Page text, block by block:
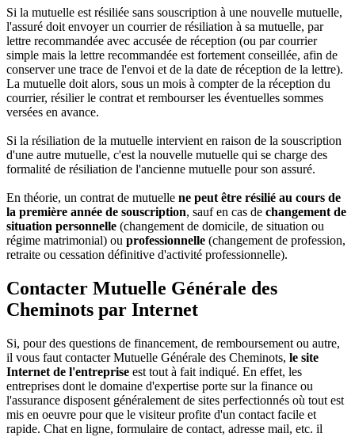
Si la mutuelle est résiliée sans souscription à une nouvelle mutuelle,
l'assuré doit envoyer un courrier de résiliation à sa mutuelle, par
lettre recommandée avec accusée de réception (ou par courrier
simple mais la lettre recommandée est fortement conseillée, afin de
conserver une trace de l'envoi et de la date de réception de la lettre).
La mutuelle doit alors, sous un mois à compter de la réception du
courrier, résilier le contrat et rembourser les éventuelles sommes
versées en avance.
Si la résiliation de la mutuelle intervient en raison de la souscription
d'une autre mutuelle, c'est la nouvelle mutuelle qui se charge des
formalité de résiliation de l'ancienne mutuelle pour son assuré.
En théorie, un contrat de mutuelle ne peut être résilié au cours de
la première année de souscription, sauf en cas de changement de
situation personnelle (changement de domicile, de situation ou
régime matrimonial) ou professionnelle (changement de profession,
retraite ou cessation définitive d'activité professionnelle).
Contacter Mutuelle Générale des
Cheminots par Internet
Si, pour des questions de financement, de remboursement ou autre,
il vous faut contacter Mutuelle Générale des Cheminots, le site
Internet de l'entreprise est tout à fait indiqué. En effet, les
entreprises dont le domaine d'expertise porte sur la finance ou
l'assurance disposent généralement de sites perfectionnés où tout est
mis en oeuvre pour que le visiteur profite d'un contact facile et
rapide. Chat en ligne, formulaire de contact, adresse mail, etc. il